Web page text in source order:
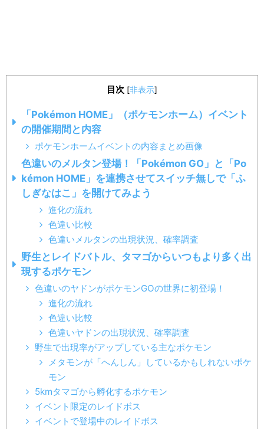
目次 [非表示]
「Pokémon HOME」（ポケモンホーム）イベント
の開催期間と内容
ポケモンホームイベントの内容まとめ画像
色違いのメルタン登場！「Pokémon GO」と「Po
kémon HOME」を連携させてスイッチ無しで「ふ
しぎなはこ」を開けてみよう
進化の流れ
色違い比較
色違いメルタンの出現状況、確率調査
野生とレイドバトル、タマゴからいつもより多く出
現するポケモン
色違いのヤドンがポケモンGOの世界に初登場！
進化の流れ
色違い比較
色違いヤドンの出現状況、確率調査
野生で出現率がアップしている主なポケモン
メタモンが「へんしん」しているかもしれないポケ
モン
5kmタマゴから孵化するポケモン
イベント限定のレイドボス
イベントで登場中のレイドボス